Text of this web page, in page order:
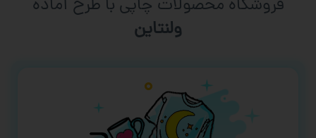
فروشگاه محصولات چاپی با طرح آماده
ورزشی